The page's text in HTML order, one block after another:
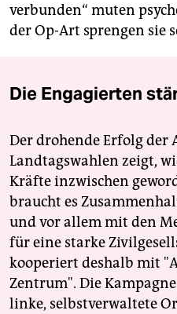
verbunden“ muten
der Op-Art sprengen sie
Die Engagierten
Der drohende Erfolg der
Landtagswahlen zeigt,
Kräfte inzwischen
braucht es
und vor allem mit den
für eine starke
kooperiert deshalb mit
Zentrum". Die
linke, selbstverwaltete